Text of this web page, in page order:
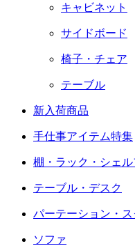
キャビネット
サイドボード
椅子・チェア
テーブル
新入荷商品
手仕事アイテム特集
棚・ラック・シェ
テーブル・デスク
パーテーション・
ソファ